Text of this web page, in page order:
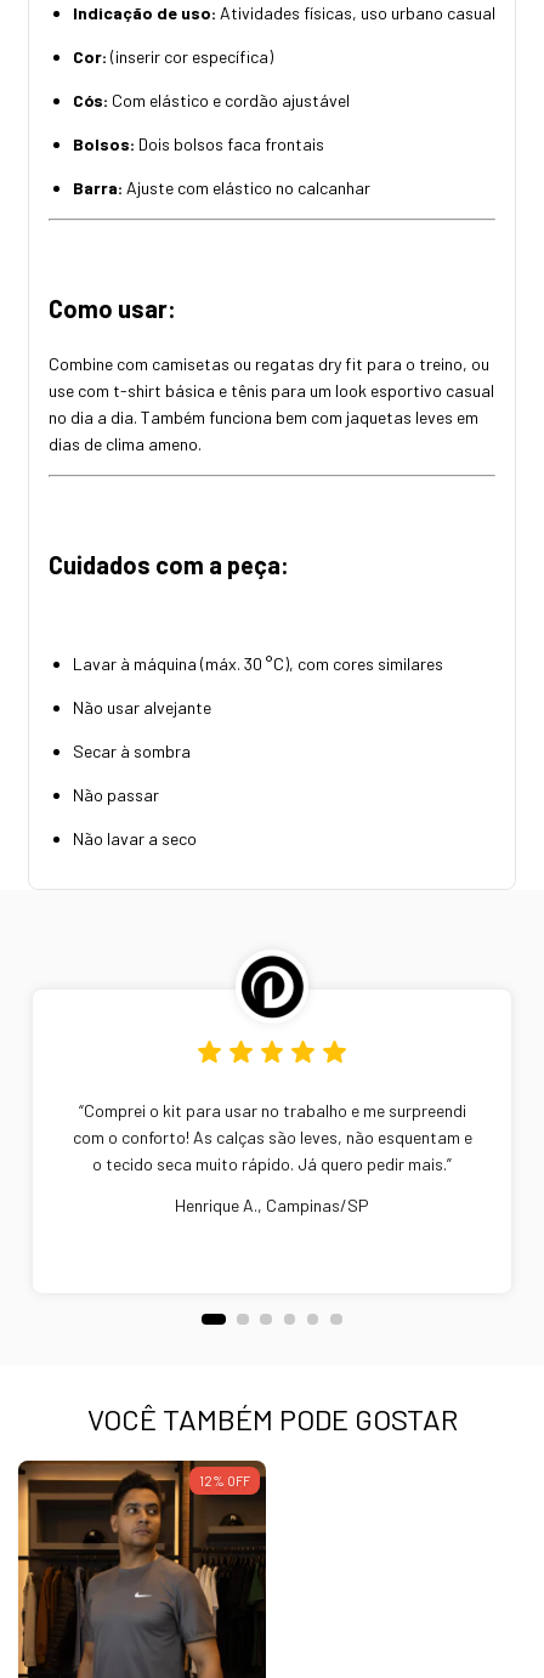
Indicação de uso: Atividades físicas, uso urbano casual
Cor: (inserir cor específica)
Cós: Com elástico e cordão ajustável
Bolsos: Dois bolsos faca frontais
Barra: Ajuste com elástico no calcanhar
Como usar:
Combine com camisetas ou regatas dry fit para o treino, ou
use com t-shirt básica e tênis para um look esportivo casual
no dia a dia. Também funciona bem com jaquetas leves em
dias de clima ameno.
Cuidados com a peça:
Lavar à máquina (máx. 30 °C), com cores similares
Não usar alvejante
Secar à sombra
Não passar
Não lavar a seco
“Comprei o kit para usar no trabalho e me surpreendi
com o conforto! As calças são leves, não esquentam e
o tecido seca muito rápido. Já quero pedir mais.”
Henrique A., Campinas/SP
VOCÊ TAMBÉM PODE GOSTAR
12% OFF